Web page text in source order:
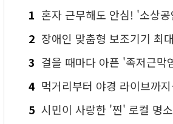
1 혼자 근무해도 안심! '소상공인안심벨
2 장애인 맞춤형 보조기기 최대 3년간 무상 대여…
3 걸을 때마다 아픈 '족저근막염'…무작정 참지 말고
4 먹거리부터 야경 라이브까지…망원한강공
5 시민이 사랑한 '찐' 로컬 명소 어디? '서울에디